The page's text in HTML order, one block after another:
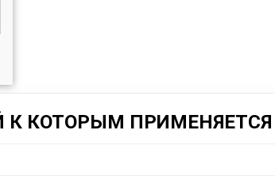
КОТОРЫМ ПРИМЕНЯЕТСЯ